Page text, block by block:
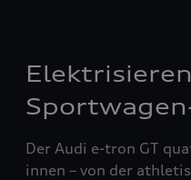
Der Audi e-tron GT
innen – von der